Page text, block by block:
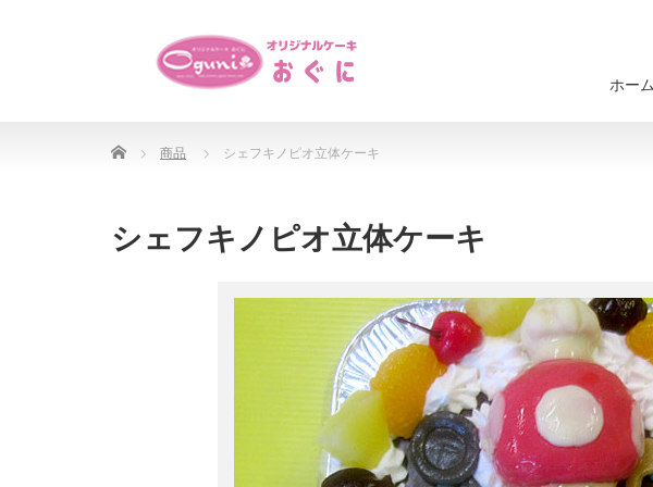
ホーム
Home 商品 シェフキノピオ立体ケーキ
シェフキノピオ立体ケーキ